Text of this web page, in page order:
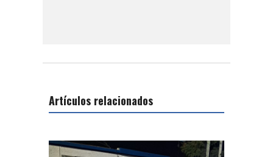
Artículos relacionados